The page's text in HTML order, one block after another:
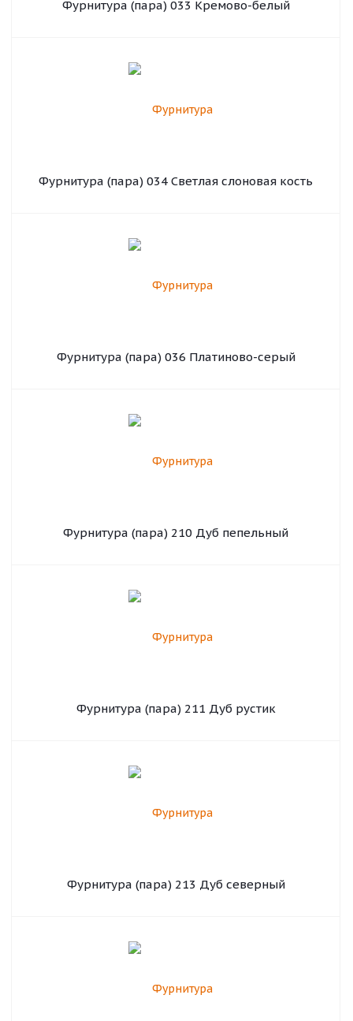
Фурнитура (пара) 033 Кремово-белый
Фурнитура (пара) 034 Светлая слоновая кость
Фурнитура (пара) 036 Платиново-серый
Фурнитура (пара) 210 Дуб пепельный
Фурнитура (пара) 211 Дуб рустик
Фурнитура (пара) 213 Дуб северный